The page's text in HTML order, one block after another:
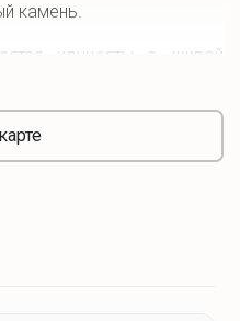
камень.
концерты с живой
парковка.